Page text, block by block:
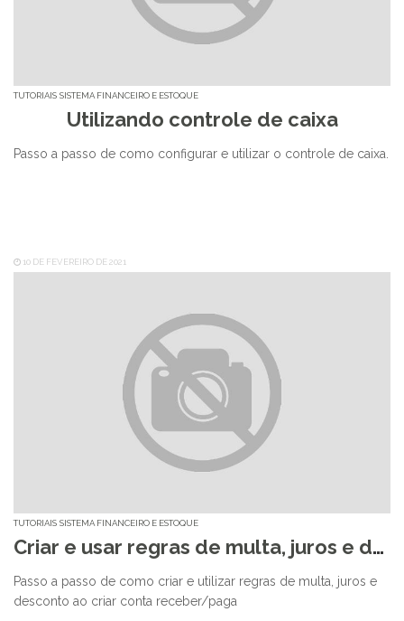
TUTORIAIS SISTEMA FINANCEIRO E ESTOQUE
Utilizando controle de caixa
Passo a passo de como configurar e utilizar o controle de caixa.
10 DE FEVEREIRO DE 2021
TUTORIAIS SISTEMA FINANCEIRO E ESTOQUE
Criar e usar regras de multa, juros e desconto
Passo a passo de como criar e utilizar regras de multa, juros e
desconto ao criar conta receber/paga